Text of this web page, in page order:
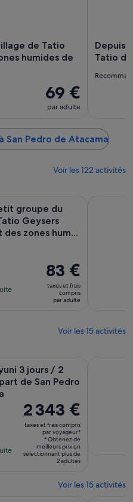
de Tatio
humides de
69 €
par adulte
Depuis
Tatio
San Pedro de Atacama
Voir les 122 activités
groupe du
Geysers
des zones hum...
Le
prix
est
de 83 €.
adulte
83 €
taxes et frais
compris
par adulte
Voir les 15 activités
3 jours / 2
de San Pedro
Le
prix
est
de 2 343 €.
par
2 343 €
taxes et frais compris
par voyageur*
* Obtenez de
meilleurs prix en
sélectionnant plus de
2 adultes
Voir les 15 activités